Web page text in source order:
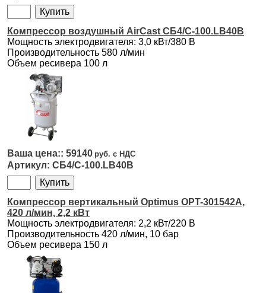
Компрессор воздушный AirCast СБ4/С-100.LB40В
Мощность электродвигателя: 3,0 кВт/380 В
Производительность 580 л/мин
Объем ресивера 100 л
59140
СБ4/С-100.LB40В
Компрессор вертикальный Optimus OPT-301542A,
420 л/мин, 2,2 кВт
Мощность электродвигателя: 2,2 кВт/220 В
Производительность 420 л/мин, 10 бар
Объем ресивера 150 л